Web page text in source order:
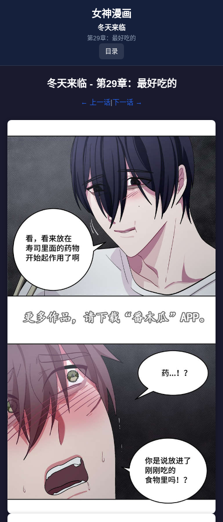
女神漫画
冬天来临
第29章：最好吃的
目录
冬天来临 - 第29章：最好吃的
← 上一话|下一话 →